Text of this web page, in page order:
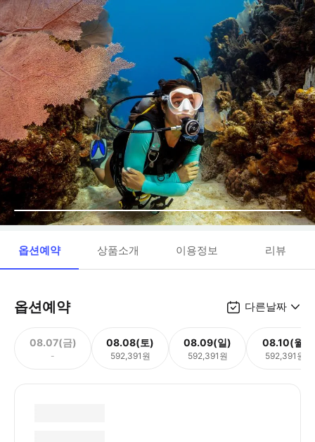
옵션예약 상품소개 이용정보 리뷰
옵션예약 다른날짜
08.07(금)
-
08.08(토)
592,391원
08.09(일)
592,391원
08.10(월)
592,391원